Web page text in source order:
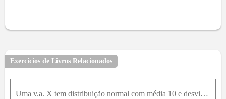
Exercícios de Livros Relacionados
Uma v.a. X tem distribuição normal com média 10 e desvio padrão 4. Aos participantes de um jogo é permitido observar uma amostra de qualquer tamanho e calcular a média amostral. Ganha um prêmio aquele